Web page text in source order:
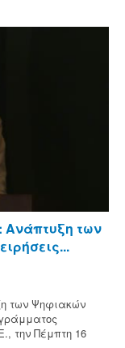
Ανάπτυξη των
των Ψηφιακών
την Πέμπτη 16